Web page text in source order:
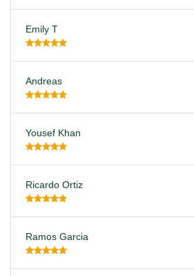
Emily T
Andreas
Yousef Khan
Ricardo Ortiz
Ramos Garcia